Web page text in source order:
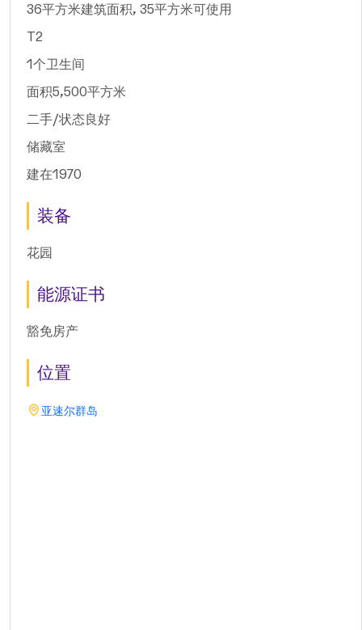
36平方米建筑面积, 35平方米可使用
T2
1个卫生间
面积5,500平方米
二手/状态良好
储藏室
建在1970
装备
花园
能源证书
豁免房产
位置
亚速尔群岛